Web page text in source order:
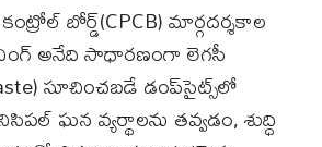
బోర్డ్(CPCB) మార్గదర్శకాల
అనేది సాధారణంగా లెగసీ
సూచించబడే డంప్‌సైట్స్‌లో
ఘన వ్యర్థాలను తవ్వడం, శుద్ధి